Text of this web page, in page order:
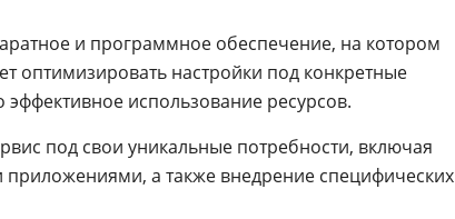
и программное обеспечение, на котором
оптимизировать настройки под конкретные
использование ресурсов.
под свои уникальные потребности, включая
а также внедрение специфических